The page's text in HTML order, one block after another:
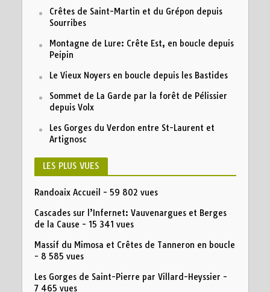
Crêtes de Saint-Martin et du Grépon depuis
Sourribes
Montagne de Lure: Crête Est, en boucle depuis
Peipin
Le Vieux Noyers en boucle depuis les Bastides
Sommet de La Garde par la forêt de Pélissier
depuis Volx
Les Gorges du Verdon entre St-Laurent et
Artignosc
LES PLUS VUES
Randoaix Accueil - 59 802 vues
Cascades sur l’Infernet: Vauvenargues et Berges
de la Cause - 15 341 vues
Massif du Mimosa et Crêtes de Tanneron en boucle
- 8 585 vues
Les Gorges de Saint-Pierre par Villard-Heyssier -
7 465 vues